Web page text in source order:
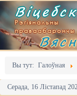
Рэгіянальны
праваабарончы
Вы тут: Галоўная
Серада, 16 Лістапад
Галоўная
Адміністрацыйны
Акцыі
Выданьні
Відэа